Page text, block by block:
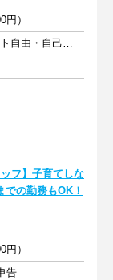
）
週2日以上 1日3時間以上 シフト自由・自己申告
フ】子育てしな
の勤務もOK！
）
告